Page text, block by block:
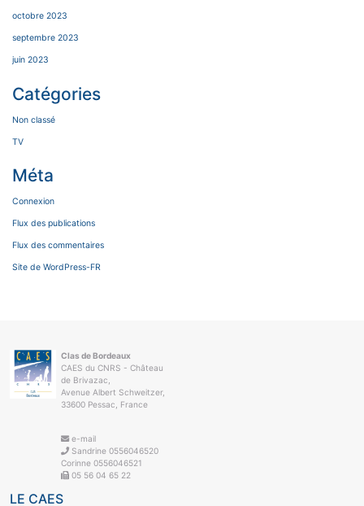
octobre 2023
septembre 2023
juin 2023
Catégories
Non classé
TV
Méta
Connexion
Flux des publications
Flux des commentaires
Site de WordPress-FR
Clas de Bordeaux
CAES du CNRS - Château
de Brivazac,
Avenue Albert Schweitzer,
33600 Pessac, France
e-mail
Sandrine 0556046520
Corinne 0556046521
05 56 04 65 22
LE CAES